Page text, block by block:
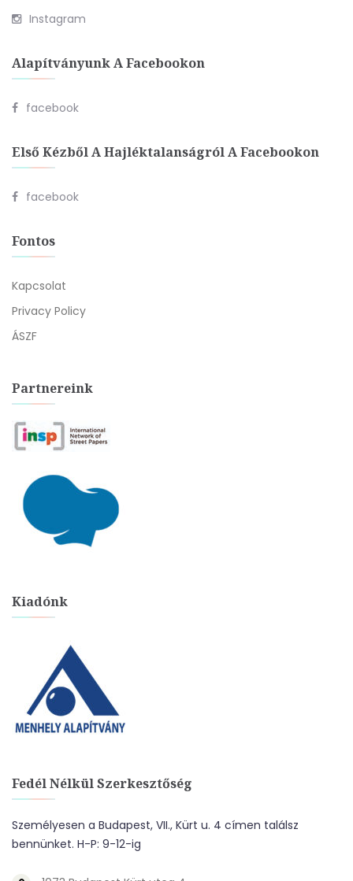
Instagram
Alapítványunk A Facebookon
facebook
Első Kézből A Hajléktalanságról A Facebookon
facebook
Fontos
Kapcsolat
Privacy Policy
ÁSZF
Partnereink
Kiadónk
Fedél Nélkül Szerkesztőség
Személyesen a Budapest, VII., Kürt u. 4 címen találsz
bennünket. H-P: 9-12-ig